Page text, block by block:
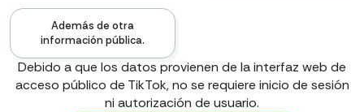
Además de otra
información pública.
Explora todos los datos
disponibles, programa una
llamada con nuestro
equipo.
Debido a que los datos provienen de la interfaz web de
acceso público de TikTok, no se requiere inicio de sesión
ni autorización de usuario.